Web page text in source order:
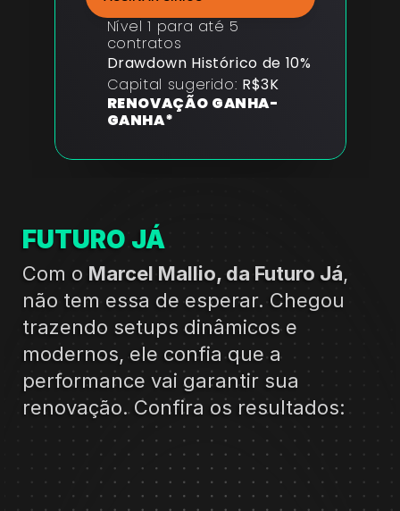
Nível 1 para até 5
contratos
Drawdown Histórico de 10%
Capital sugerido: R$3K
RENOVAÇÃO GANHA-
GANHA*
FUTURO JÁ
Com o Marcel Mallio, da Futuro Já,
não tem essa de esperar. Chegou
trazendo setups dinâmicos e
modernos, ele confia que a
performance vai garantir sua
renovação. Confira os resultados: